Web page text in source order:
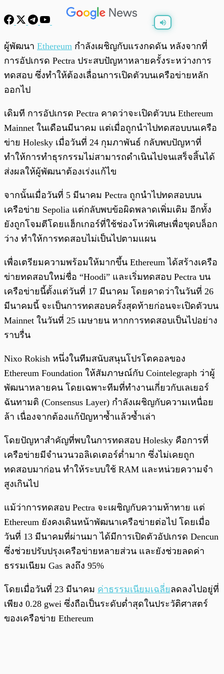
0:00/
ผู้พัฒนา Ethereum กำลังเผชิญกับแรงกดดัน หลังจากที่
การอัปเกรด Pectra ประสบปัญหาหลายครั้งระหว่างการ
ทดสอบ ซึ่งทำให้ต้องเลื่อนการเปิดตัวบนเครือข่ายหลัก
ออกไป
เดิมที การอัปเกรด Pectra คาดว่าจะเปิดตัวบน Ethereum
Mainnet ในเดือนมีนาคม แต่เมื่อถูกนำไปทดสอบบนเครือ
ข่าย Holesky เมื่อวันที่ 24 กุมภาพันธ์ กลับพบปัญหาที่
ทำให้การทำธุรกรรมไม่สามารถดำเนินไปจนเสร็จสิ้นได้
ส่งผลให้ผู้พัฒนาต้องเร่งแก้ไข
จากนั้นเมื่อวันที่ 5 มีนาคม Pectra ถูกนำไปทดสอบบน
เครือข่าย Sepolia แต่กลับพบข้อผิดพลาดเพิ่มเติม อีกทั้ง
ยังถูกโจมตีโดยแฮ็กเกอร์ที่ใช้ช่องโหว่พิเศษเพื่อขุดบล็อก
ว่าง ทำให้การทดสอบไม่เป็นไปตามแผน
เพื่อเตรียมความพร้อมให้มากขึ้น Ethereum ได้สร้างเครือ
ข่ายทดสอบใหม่ชื่อ “Hoodi” และเริ่มทดสอบ Pectra บน
เครือข่ายนี้ตั้งแต่วันที่ 17 มีนาคม โดยคาดว่าในวันที่ 26
มีนาคมนี้ จะเป็นการทดสอบครั้งสุดท้ายก่อนจะเปิดตัวบน
Mainnet ในวันที่ 25 เมษายน หากการทดสอบเป็นไปอย่าง
ราบรื่น
Nixo Rokish หนึ่งในทีมสนับสนุนโปรโตคอลของ
Ethereum Foundation ให้สัมภาษณ์กับ Cointelegraph ว่าผู้
พัฒนาหลายคน โดยเฉพาะทีมที่ทำงานเกี่ยวกับเลเยอร์
ฉันทามติ (Consensus Layer) กำลังเผชิญกับความเหนื่อย
ล้า เนื่องจากต้องแก้ปัญหาซ้ำแล้วซ้ำเล่า
โดยปัญหาสำคัญที่พบในการทดสอบ Holesky คือการที่
เครือข่ายมีจำนวนวอลิเดเตอร์ต่ำมาก ซึ่งไม่เคยถูก
ทดสอบมาก่อน ทำให้ระบบใช้ RAM และหน่วยความจำ
สูงเกินไป
แม้ว่าการทดสอบ Pectra จะเผชิญกับความท้าทาย แต่
Ethereum ยังคงเดินหน้าพัฒนาเครือข่ายต่อไป โดยเมื่อ
วันที่ 13 มีนาคมที่ผ่านมา ได้มีการเปิดตัวอัปเกรด Dencun
ซึ่งช่วยปรับปรุงเครือข่ายหลายส่วน และยังช่วยลดค่า
ธรรมเนียม Gas ลงถึง 95%
โดยเมื่อวันที่ 23 มีนาคม ค่าธรรมเนียมเฉลี่ยลดลงไปอยู่ที่
เพียง 0.28 gwei ซึ่งถือเป็นระดับต่ำสุดในประวัติศาสตร์
ของเครือข่าย Ethereum